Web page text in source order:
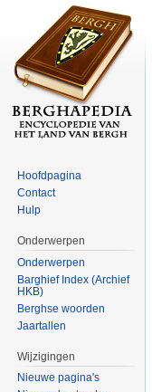
Hoofdpagina
Contact
Hulp
Onderwerpen
Onderwerpen
Barghief Index (Archief
HKB)
Berghse woorden
Jaartallen
Wijzigingen
Nieuwe pagina's